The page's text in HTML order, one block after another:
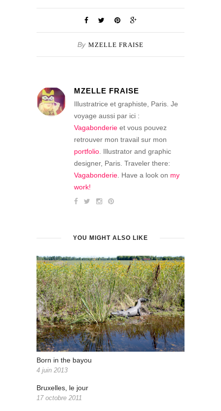
By MZELLE FRAISE
MZELLE FRAISE
Illustratrice et graphiste, Paris. Je
voyage aussi par ici :
Vagabonderie et vous pouvez
retrouver mon travail sur mon
portfolio . Illustrator and graphic
designer, Paris. Traveler there:
Vagabonderie . Have a look on my
work!
YOU MIGHT ALSO LIKE
Born in the bayou
4 juin 2013
Bruxelles, le jour
17 octobre 2011